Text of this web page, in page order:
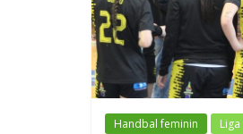
Handbal feminin